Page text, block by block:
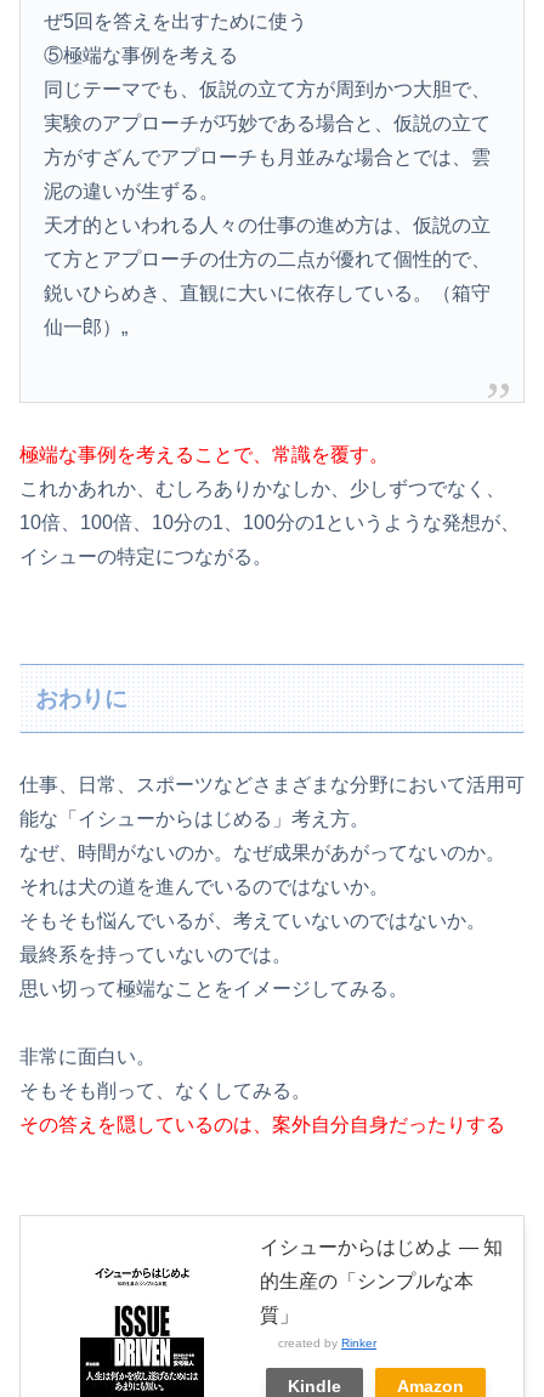
ぜ5回を答えを出すために使う
⑤極端な事例を考える
同じテーマでも、仮説の立て方が周到かつ大胆で、
実験のアプローチが巧妙である場合と、仮説の立て
方がすざんでアプローチも月並みな場合とでは、雲
泥の違いが生ずる。
天才的といわれる人々の仕事の進め方は、仮説の立
て方とアプローチの仕方の二点が優れて個性的で、
鋭いひらめき、直観に大いに依存している。（箱守
仙一郎）„
極端な事例を考えることで、常識を覆す。
これかあれか、むしろありかなしか、少しずつでなく、
10倍、100倍、10分の1、100分の1というような発想が、
イシューの特定につながる。
おわりに
仕事、日常、スポーツなどさまざまな分野において活用可
能な「イシューからはじめる」考え方。
なぜ、時間がないのか。なぜ成果があがってないのか。
それは犬の道を進んでいるのではないか。
そもそも悩んでいるが、考えていないのではないか。
最終系を持っていないのでは。
思い切って極端なことをイメージしてみる。
非常に面白い。
そもそも削って、なくしてみる。
その答えを隠しているのは、案外自分自身だったりする
イシューからはじめよ ― 知
的生産の「シンプルな本
質」
created by Rinker
Kindle Amazon